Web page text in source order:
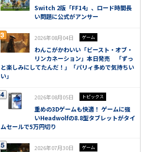
Switch 2版「FF14」、ロード時間長
い問題に公式がアンサー
2026年08月04日 ゲーム
わんこがかわいい「ビースト・オブ・
リンカネーション」本日発売 「ずっ
と楽しみにしてたんだ！」「パリィ多めで気持ちい
い」
2026年08月05日 トピックス
重めの3Dゲームも快適！ ゲームに強
いHeadwolfの8.8型タブレットがタイ
ムセールで5万円切り
2026年07月30日 ゲーム